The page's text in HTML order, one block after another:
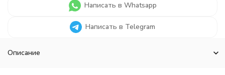
Написать в Whatsapp
Написать в Telegram
Описание